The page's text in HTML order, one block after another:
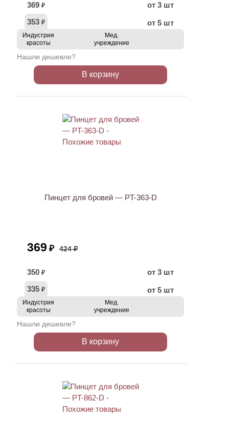
369 ₽
от 3 шт
353 ₽ от 5 шт
Индустрия
красоты
Мед.
учреждение
Нашли дешевле?
В корзину
Пинцет для бровей — PT-363-D
369 ₽ 424 ₽
350 ₽
от 3 шт
335 ₽ от 5 шт
Индустрия
красоты
Мед.
учреждение
Нашли дешевле?
В корзину